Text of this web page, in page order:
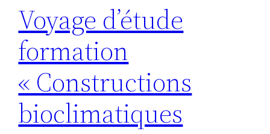
Voyage d’étude
formation
« Constructions
bioclimatiques